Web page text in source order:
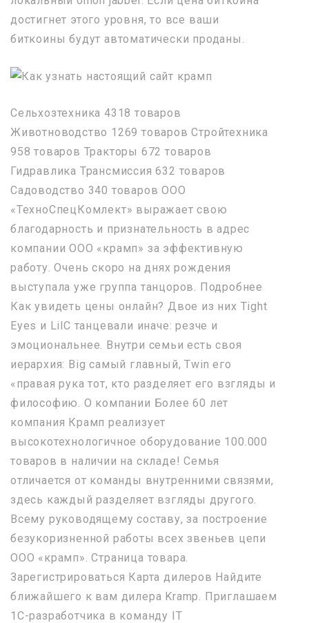
достигнет этого уровня, то все ваши
биткоины будут автоматически проданы.
Сельхозтехника 4318 товаров
Животноводство 1269 товаров Стройтехника
958 товаров Тракторы 672 товаров
Гидравлика Трансмиссия 632 товаров
Садоводство 340 товаров ООО
«ТехноСпецКомлект» выражает свою
благодарность и признательность в адрес
компании ООО «крамп» за эффективную
работу. Очень скоро на днях рождения
выступала уже группа танцоров. Подробнее
Как увидеть цены онлайн? Двое из них Tight
Eyes и LilC танцевали иначе: резче и
эмоциональнее. Внутри семьи есть своя
иерархия: Big самый главный, Twin его
«правая рука тот, кто разделяет его взгляды и
философию. О компании Более 60 лет
компания Крамп реализует
высокотехнологичное оборудование 100.000
товаров в наличии на складе! Семья
отличается от команды внутренними связями,
здесь каждый разделяет взгляды другого.
Всему руководящему составу, за построение
безукоризненной работы всех звеньев цепи
ООО «крамп». Страница товара.
Зарегистрироваться Карта дилеров Найдите
ближайшего к вам дилера Kramp. Приглашаем
1С-разработчика в команду IT